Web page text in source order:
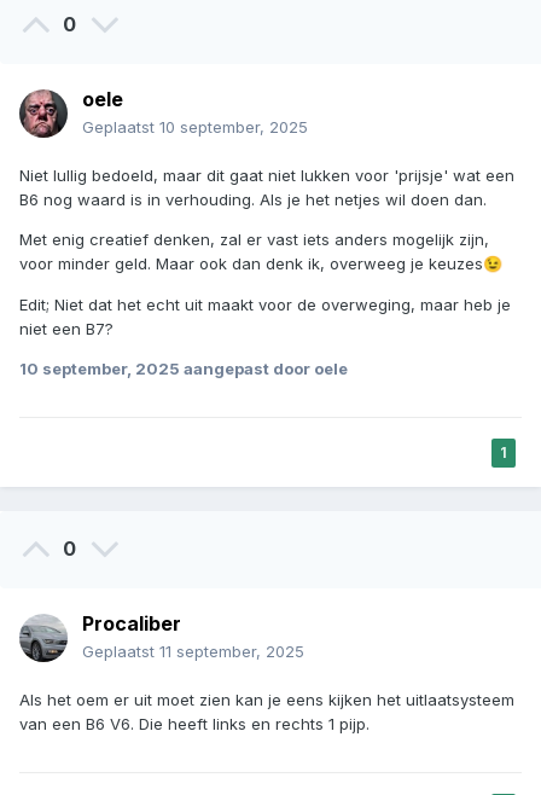
0
oele
Geplaatst 10 september, 2025
Niet lullig bedoeld, maar dit gaat niet lukken voor 'prijsje' wat een
B6 nog waard is in verhouding. Als je het netjes wil doen dan.
Met enig creatief denken, zal er vast iets anders mogelijk zijn,
voor minder geld. Maar ook dan denk ik, overweeg je keuzes😉
Edit; Niet dat het echt uit maakt voor de overweging, maar heb je
niet een B7?
10 september, 2025 aangepast door oele
1
0
Procaliber
Geplaatst 11 september, 2025
Als het oem er uit moet zien kan je eens kijken het uitlaatsysteem
van een B6 V6. Die heeft links en rechts 1 pijp.